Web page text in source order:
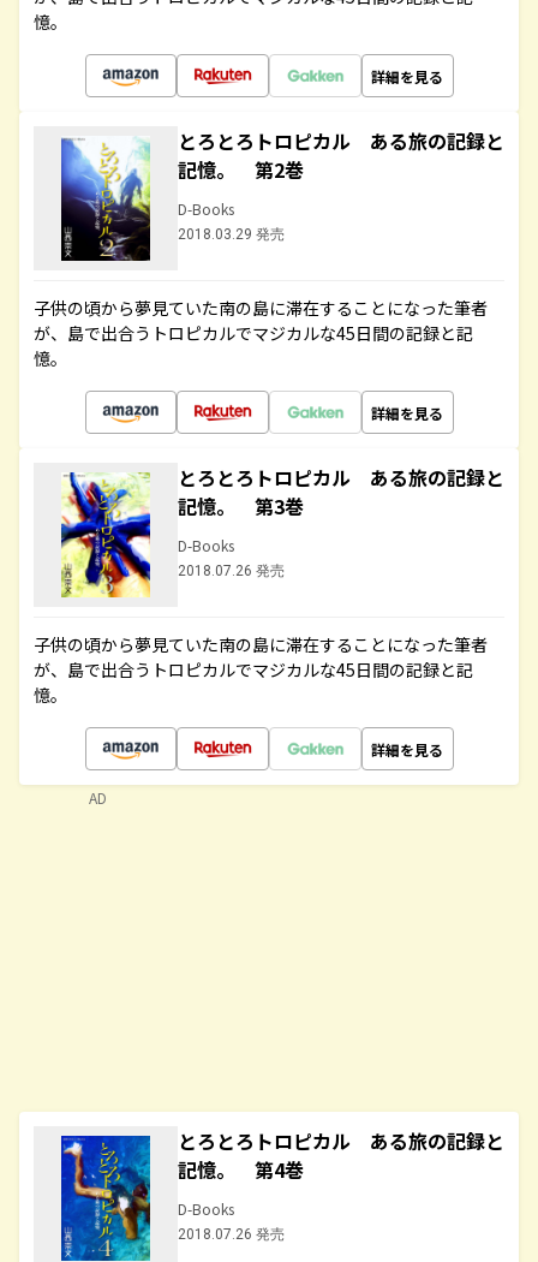
憶。
詳細を見る
とろとろトロピカル ある旅の記録と
記憶。 第2巻
D-Books
2018.03.29 発売
子供の頃から夢見ていた南の島に滞在することになった筆者
が、島で出合うトロピカルでマジカルな45日間の記録と記
憶。
詳細を見る
とろとろトロピカル ある旅の記録と
記憶。 第3巻
D-Books
2018.07.26 発売
子供の頃から夢見ていた南の島に滞在することになった筆者
が、島で出合うトロピカルでマジカルな45日間の記録と記
憶。
詳細を見る
とろとろトロピカル ある旅の記録と
記憶。 第4巻
D-Books
2018.07.26 発売
AD